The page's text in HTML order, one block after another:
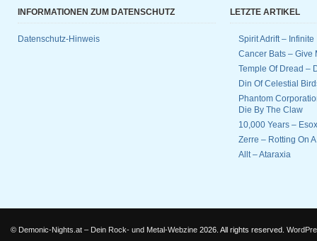
INFORMATIONEN ZUM DATENSCHUTZ
Datenschutz-Hinweis
LETZTE ARTIKEL
Spirit Adrift –
Cancer Bats – Give
Temple Of Dread –
Din Of Celestial
Phantom
Die By The Claw
10,000 Years –
Zerre – Rotting On
Allt – Ataraxia
© Demonic-Nights.at – Dein Rock- und Metal-Webzine 2026. All rights reserved.